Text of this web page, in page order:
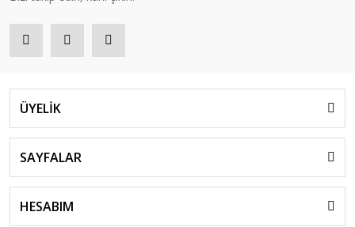
ÜYELİK
SAYFALAR
HESABIM